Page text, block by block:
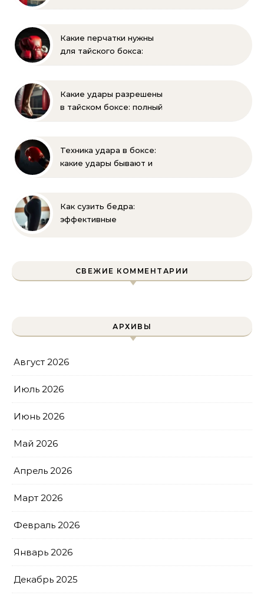
советы тренеров
Какие перчатки нужны
для тайского бокса:
экипировки
Какие удары разрешены
в тайском боксе: полный
Техника удара в боксе:
какие удары бывают и
Как сузить бедра:
эффективные
СВЕЖИЕ КОММЕНТАРИИ
АРХИВЫ
Август 2026
Июль 2026
Июнь 2026
Май 2026
Апрель 2026
Март 2026
Февраль 2026
Январь 2026
Декабрь 2025